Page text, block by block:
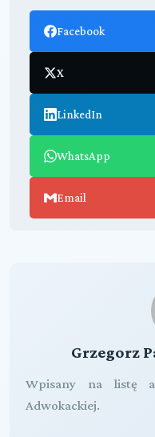
Facebook
X
LinkedIn
WhatsApp
Email
Grzegorz
Wpisany na listę
Adwokackiej.